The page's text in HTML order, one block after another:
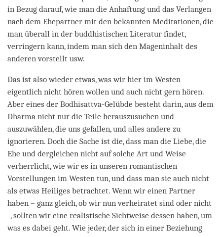
in Bezug darauf, wie man die Anhaftung und das Verlangen
nach dem Ehepartner mit den bekannten Meditationen, die
man überall in der buddhistischen Literatur findet,
verringern kann, indem man sich den Mageninhalt des
anderen vorstellt usw.
Das ist also wieder etwas, was wir hier im Westen
eigentlich nicht hören wollen und auch nicht gern hören.
Aber eines der Bodhisattva-Gelübde besteht darin, aus dem
Dharma nicht nur die Teile herauszusuchen und
auszuwählen, die uns gefallen, und alles andere zu
ignorieren. Doch die Sache ist die, dass man die Liebe, die
Ehe und dergleichen nicht auf solche Art und Weise
verherrlicht, wie wir es in unseren romantischen
Vorstellungen im Westen tun, und dass man sie auch nicht
als etwas Heiliges betrachtet. Wenn wir einen Partner
haben – ganz gleich, ob wir nun verheiratet sind oder nicht
-, sollten wir eine realistische Sichtweise dessen haben, um
was es dabei geht. Wie jeder, der sich in einer Beziehung